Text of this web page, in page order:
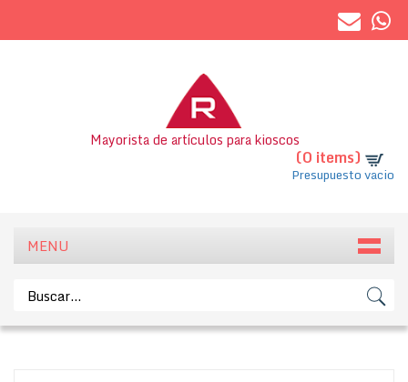
Mayorista de artículos para kioscos
(0 items)
Presupuesto vacio
MENU